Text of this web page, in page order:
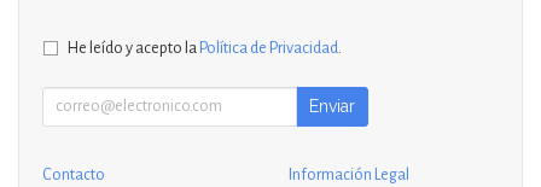
He leído y acepto la Política de Privacidad
Enviar
Contacto
Información Legal